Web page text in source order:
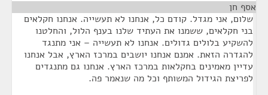
אסף חן
שלום, אני מגדל. קודם כל, אנחנו לא תעשייה. אנחנו חקלאים
בני חקלאים, ששמנו את העתיד שלנו בענף הלול, והחלטנו
להשקיע בלולים גדולים. אנחנו לא תעשייה – אני מתנגד
להגדרה הזאת. אמנם אנחנו יושבים במרכז הארץ, אבל אנחנו
עדיין מאמינים בחקלאות במרכז הארץ. אנחנו גם מתנגדים
לפריצת הגידול המשותף וכל מה שנאמר פה.